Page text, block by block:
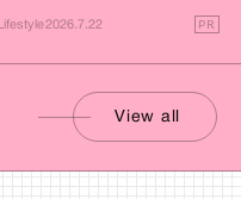
Lifestyle2026.7.22 PR
View all